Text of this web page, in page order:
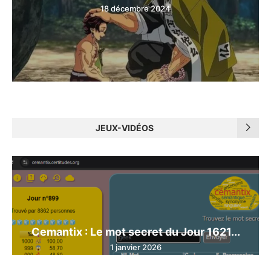
18 décembre 2024
JEUX-VIDÉOS
Cemantix : Le mot secret du Jour 1621...
1 janvier 2026